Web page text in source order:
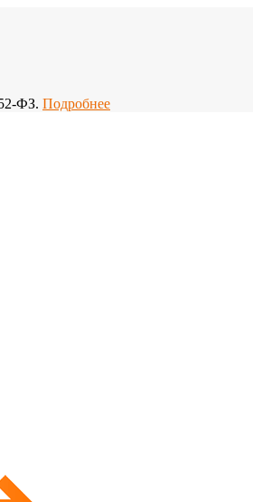
ФЗ. Подробнее